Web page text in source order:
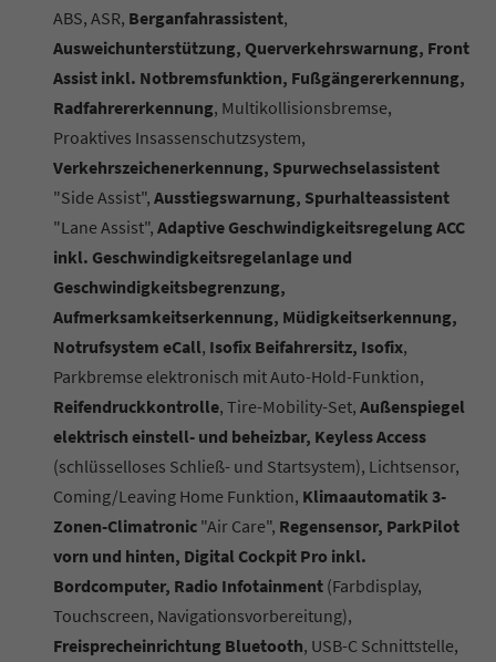
ABS, ASR, Berganfahrassistent,
Ausweichunterstützung, Querverkehrswarnung, Front
Assist inkl. Notbremsfunktion, Fußgängererkennung,
Radfahrererkennung, Multikollisionsbremse,
Proaktives Insassenschutzsystem,
Verkehrszeichenerkennung, Spurwechselassistent
"Side Assist", Ausstiegswarnung, Spurhalteassistent
"Lane Assist", Adaptive Geschwindigkeitsregelung ACC
inkl. Geschwindigkeitsregelanlage und
Geschwindigkeitsbegrenzung,
Aufmerksamkeitserkennung, Müdigkeitserkennung,
Notrufsystem eCall, Isofix Beifahrersitz, Isofix,
Parkbremse elektronisch mit Auto-Hold-Funktion,
Reifendruckkontrolle, Tire-Mobility-Set, Außenspiegel
elektrisch einstell- und beheizbar, Keyless Access
(schlüsselloses Schließ- und Startsystem), Lichtsensor,
Coming/Leaving Home Funktion, Klimaautomatik 3-
Zonen-Climatronic "Air Care", Regensensor, ParkPilot
vorn und hinten, Digital Cockpit Pro inkl.
Bordcomputer, Radio Infotainment (Farbdisplay,
Touchscreen, Navigationsvorbereitung),
Freisprecheinrichtung Bluetooth, USB-C Schnittstelle,